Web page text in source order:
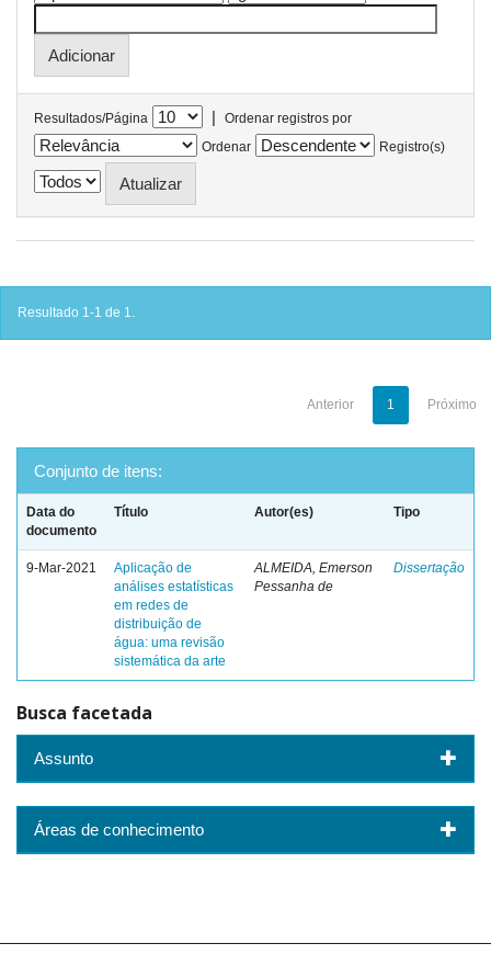
Resultados/Página |
Ordenar registros por
Ordenar
Registro(s)
Resultado 1-1 de 1.
Anterior 1 Próximo
Conjunto de itens:
Data do
documento
Título Autor(es) Tipo
9-Mar-2021
Aplicação de
análises estatísticas
em redes de
distribuição de
água: uma revisão
sistemática da arte
ALMEIDA, Emerson
Pessanha de
Dissertação
Busca facetada
Assunto
Áreas de conhecimento